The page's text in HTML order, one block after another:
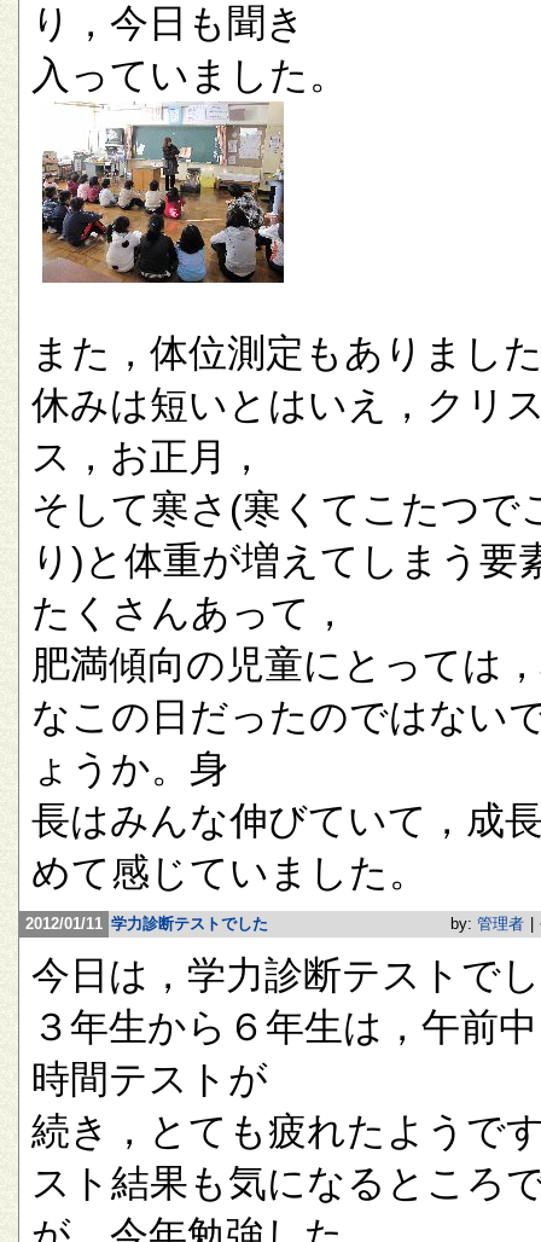
り，今日も聞き
入っていました。
また，体位測定もありまし
休みは短いとはいえ，クリ
ス，お正月，
そして寒さ(寒くてこたつで
り)と体重が増えてしまう要
たくさんあって，
肥満傾向の児童にとっては
なこの日だったのではない
ょうか。身
長はみんな伸びていて，成
めて感じていました。
2012/01/11 学力診断テストでした by: 管理者
今日は，学力診断テストで
３年生から６年生は，午前
時間テストが
続き，とても疲れたようで
スト結果も気になるところ